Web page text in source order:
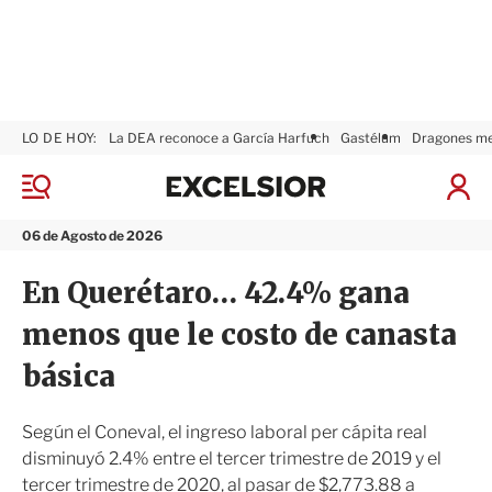
M
n
06 de Agosto de 2026
LO DE HOY: La DEA reconoce a García Harfuch Gastélum Dragones
I
x
i
r
En Querétaro… 42.4% gana
menos que le costo de canasta
básica
Según el Coneval, el ingreso laboral per cápita real
disminuyó 2.4% entre el tercer trimestre de 2019 y el
tercer trimestre de 2020, al pasar de $2,773.88 a